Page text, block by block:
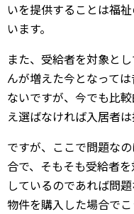
いを提供することは福
います。
また、受給者を対象と
んが増えた今となって
ないですが、今でも比
え選ばなければ入居者
ですが、ここで問題な
合で、そもそも受給者
しているのであれば問
物件を購入した場合で